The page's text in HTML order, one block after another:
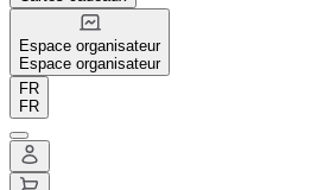
Espace organisateur
Espace organisateur
FR
FR